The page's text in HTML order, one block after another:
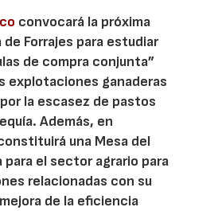
convocará la próxima
de Forrajes para estudiar
de compra conjunta”
explotaciones ganaderas
la escasez de pastos
Además, en
una Mesa del
para el sector agrario para
relacionadas con su
de la eficiencia